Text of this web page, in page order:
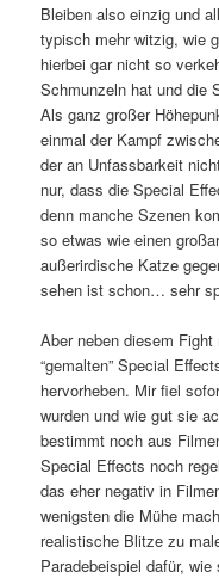
Bleiben also einzig und
typisch mehr witzig, wie
hierbei gar nicht so
Schmunzeln hat und die
Als ganz großer
einmal der Kampf
der an Unfassbarkeit
nur, dass die Special
denn manche Szenen
so etwas wie einen
außerirdische Katze
sehen ist schon… sehr
Aber neben diesem
“gemalten” Special
hervorheben. Mir fiel
wurden und wie gut sie
bestimmt noch aus
Special Effects noch
das eher negativ in
wenigsten die Mühe
realistische Blitze zu
Paradebeispiel dafür,